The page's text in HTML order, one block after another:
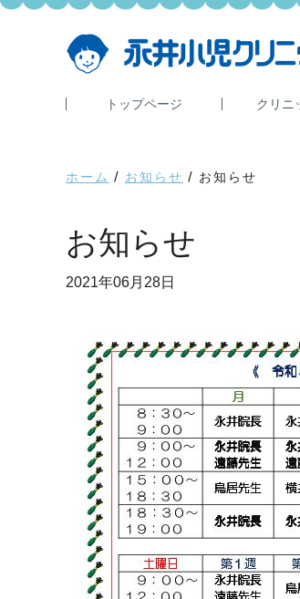
Skip
Skip
トップページ クリニ
ホーム / お知らせ / お知らせ
お知らせ
2021年06月28日